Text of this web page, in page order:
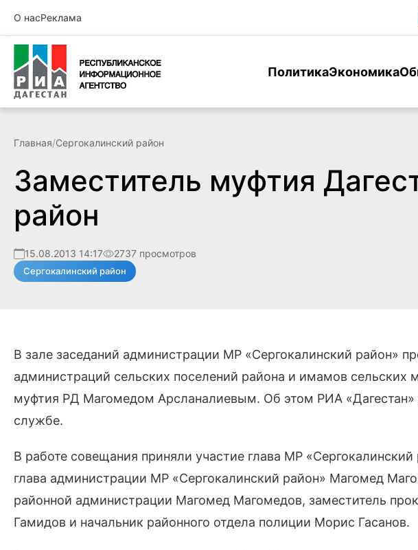
О насРеклама
ПолитикаЭкономика
Главная/Сергокалинский район
Заместитель муфтия
район
15.08.2013 14:17 2737 просмотров
Сергокалинский район
В зале заседаний администрации МР «Сергокалинский район»
администраций сельских поселений района и имамов сельских
муфтия РД Магомедом Арсланалиевым. Об этом РИА
службе.
В работе совещания приняли участие глава МР
глава администрации МР «Сергокалинский район» Магомед
районной администрации Магомед Магомедов, заместитель
Гамидов и начальник районного отдела полиции Морис Гасанов.